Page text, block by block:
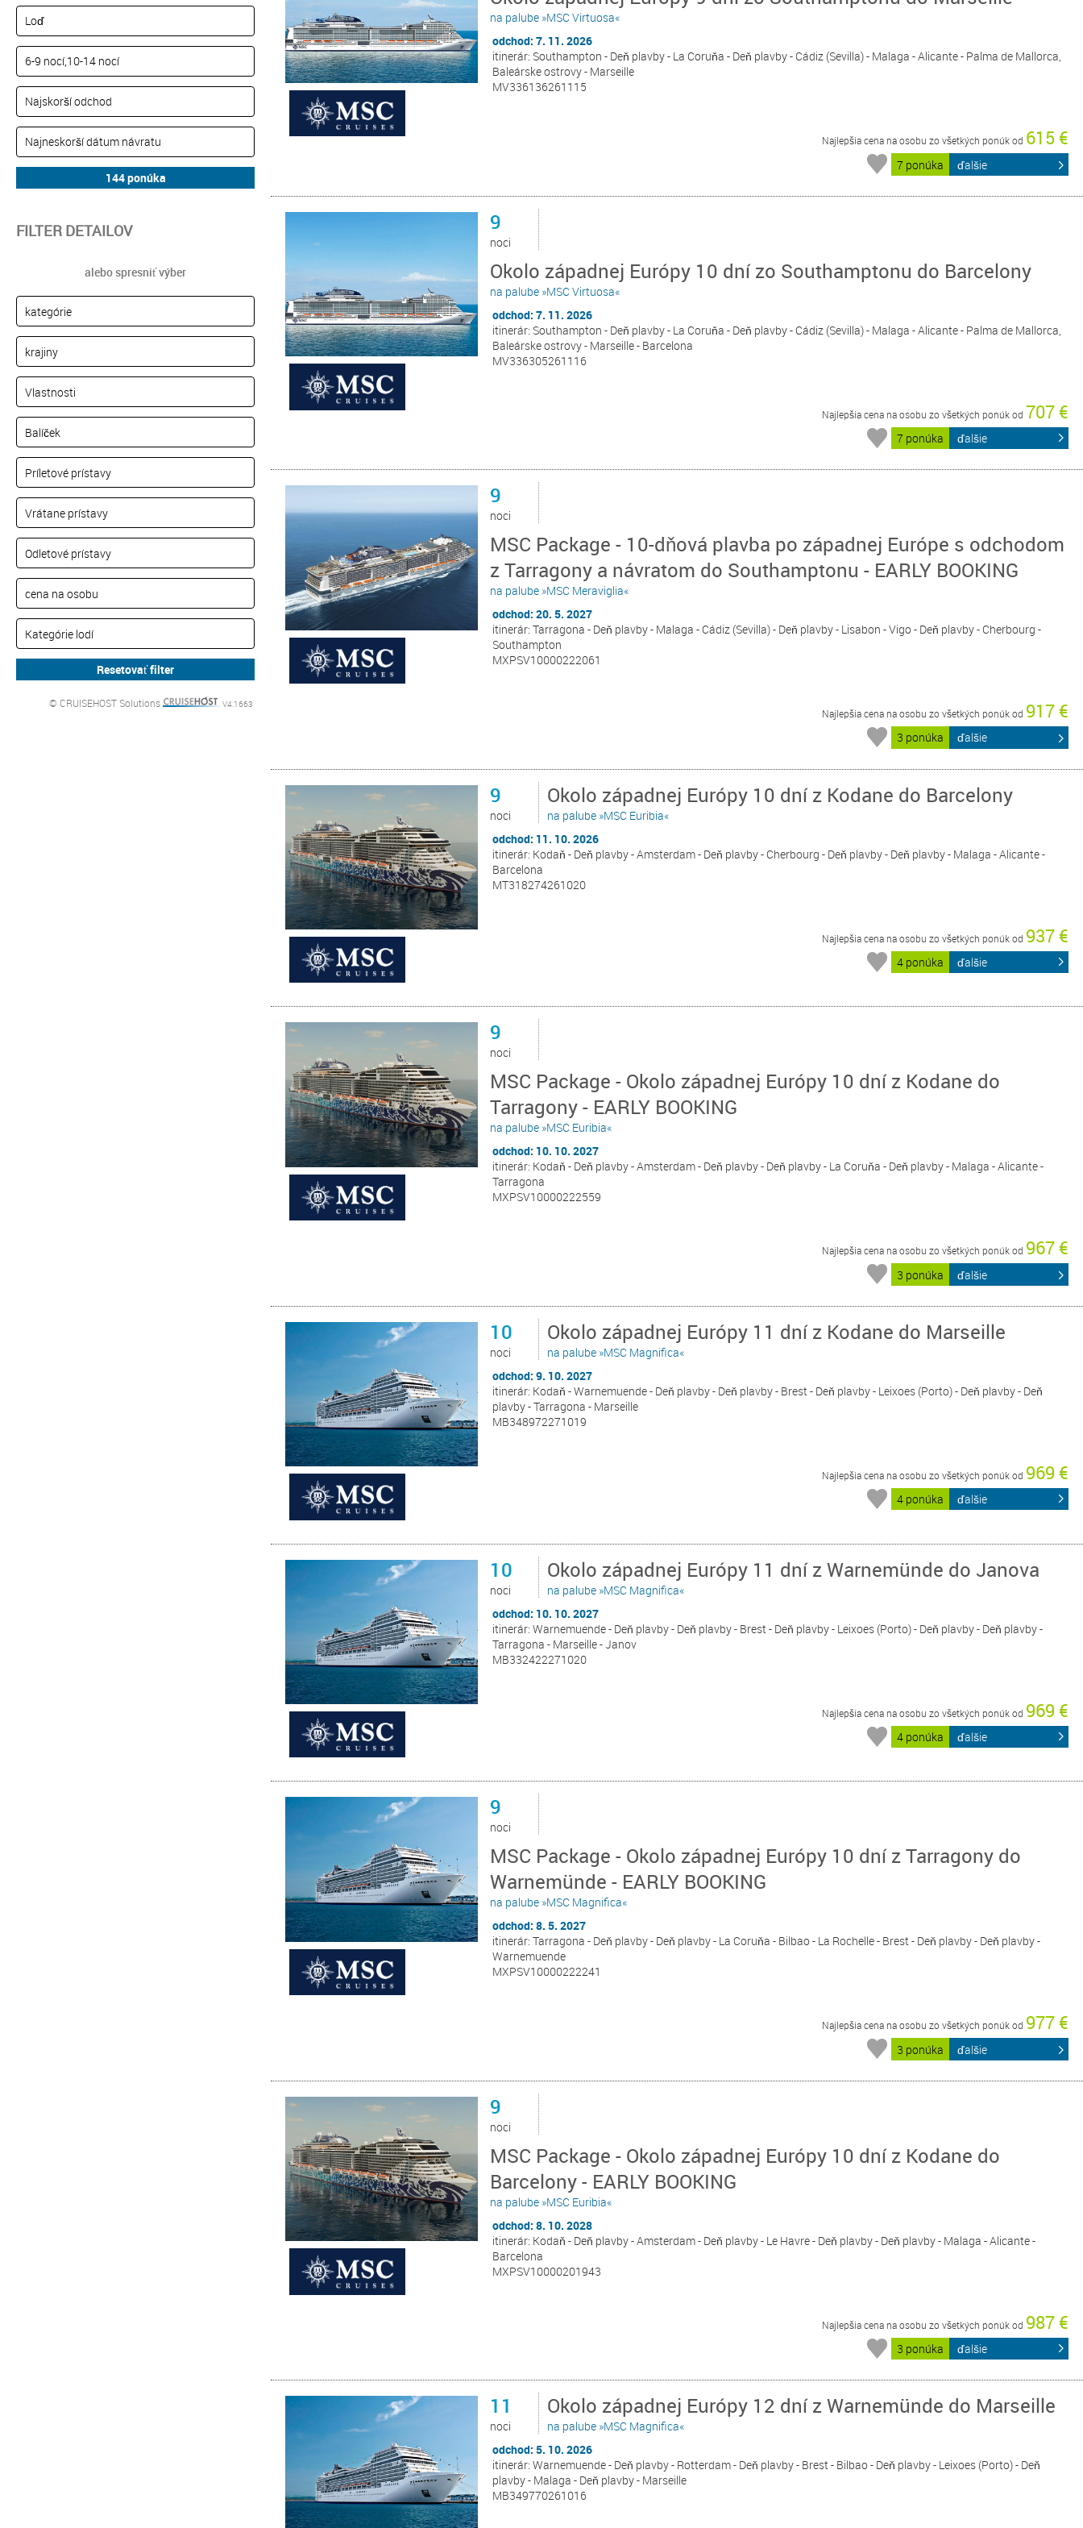
FILTER DETAILOV
alebo spresniť výber
© CRUISEHOST Solutions V4.1663
na palube »MSC Virtuosa«
odchod: 7. 11. 2026
itinerár: Southampton - Deň plavby - La Coruňa - Deň plavby - Cádiz (Sevilla) - Malaga - Alicante - Palma de Mallorca,
Baleárske ostrovy - Marseille
MV336136261115
Najlepšia cena na osobu zo všetkých ponúk od 615 €
7 ponúka ďalšie
9
noci
Okolo západnej Európy 10 dní zo Southamptonu do Barcelony
na palube »MSC Virtuosa«
odchod: 7. 11. 2026
itinerár: Southampton - Deň plavby - La Coruňa - Deň plavby - Cádiz (Sevilla) - Malaga - Alicante - Palma de Mallorca,
Baleárske ostrovy - Marseille - Barcelona
MV336305261116
Najlepšia cena na osobu zo všetkých ponúk od 707 €
7 ponúka ďalšie
9
noci
MSC Package - 10-dňová plavba po západnej Európe s odchodom
z Tarragony a návratom do Southamptonu - EARLY BOOKING
na palube »MSC Meraviglia«
odchod: 20. 5. 2027
itinerár: Tarragona - Deň plavby - Malaga - Cádiz (Sevilla) - Deň plavby - Lisabon - Vigo - Deň plavby - Cherbourg -
Southampton
MXPSV10000222061
Najlepšia cena na osobu zo všetkých ponúk od 917 €
3 ponúka ďalšie
9
noci
Okolo západnej Európy 10 dní z Kodane do Barcelony
na palube »MSC Euribia«
odchod: 11. 10. 2026
itinerár: Kodaň - Deň plavby - Amsterdam - Deň plavby - Cherbourg - Deň plavby - Deň plavby - Malaga - Alicante -
Barcelona
MT318274261020
Najlepšia cena na osobu zo všetkých ponúk od 937 €
4 ponúka ďalšie
9
noci
MSC Package - Okolo západnej Európy 10 dní z Kodane do
Tarragony - EARLY BOOKING
na palube »MSC Euribia«
odchod: 10. 10. 2027
itinerár: Kodaň - Deň plavby - Amsterdam - Deň plavby - Deň plavby - La Coruňa - Deň plavby - Malaga - Alicante -
Tarragona
MXPSV10000222559
Najlepšia cena na osobu zo všetkých ponúk od 967 €
3 ponúka ďalšie
10
noci
Okolo západnej Európy 11 dní z Kodane do Marseille
na palube »MSC Magnifica«
odchod: 9. 10. 2027
itinerár: Kodaň - Warnemuende - Deň plavby - Deň plavby - Brest - Deň plavby - Leixoes (Porto) - Deň plavby - Deň
plavby - Tarragona - Marseille
MB348972271019
Najlepšia cena na osobu zo všetkých ponúk od 969 €
4 ponúka ďalšie
10
noci
Okolo západnej Európy 11 dní z Warnemünde do Janova
na palube »MSC Magnifica«
odchod: 10. 10. 2027
itinerár: Warnemuende - Deň plavby - Deň plavby - Brest - Deň plavby - Leixoes (Porto) - Deň plavby - Deň plavby -
Tarragona - Marseille - Janov
MB332422271020
Najlepšia cena na osobu zo všetkých ponúk od 969 €
4 ponúka ďalšie
9
noci
MSC Package - Okolo západnej Európy 10 dní z Tarragony do
Warnemünde - EARLY BOOKING
na palube »MSC Magnifica«
odchod: 8. 5. 2027
itinerár: Tarragona - Deň plavby - Deň plavby - La Coruňa - Bilbao - La Rochelle - Brest - Deň plavby - Deň plavby -
Warnemuende
MXPSV10000222241
Najlepšia cena na osobu zo všetkých ponúk od 977 €
3 ponúka ďalšie
9
noci
MSC Package - Okolo západnej Európy 10 dní z Kodane do
Barcelony - EARLY BOOKING
na palube »MSC Euribia«
odchod: 8. 10. 2028
itinerár: Kodaň - Deň plavby - Amsterdam - Deň plavby - Le Havre - Deň plavby - Deň plavby - Malaga - Alicante -
Barcelona
MXPSV10000201943
Najlepšia cena na osobu zo všetkých ponúk od 987 €
3 ponúka ďalšie
11
noci
Okolo západnej Európy 12 dní z Warnemünde do Marseille
na palube »MSC Magnifica«
odchod: 5. 10. 2026
itinerár: Warnemuende - Deň plavby - Rotterdam - Deň plavby - Brest - Bilbao - Deň plavby - Leixoes (Porto) - Deň
plavby - Malaga - Deň plavby - Marseille
MB349770261016